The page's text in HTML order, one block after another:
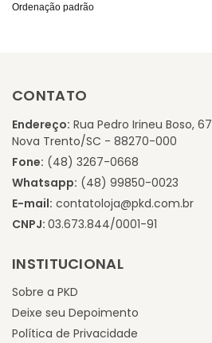
CONTATO
Endereço: Rua Pedro Irineu Boso, 67
Nova Trento/SC - 88270-000
Fone: (48) 3267-0668
Whatsapp: (48) 99850-0023
E-mail: contatoloja@pkd.com.br
CNPJ: 03.673.844/0001-91
INSTITUCIONAL
Sobre a PKD
Deixe seu Depoimento
Política de Privacidade